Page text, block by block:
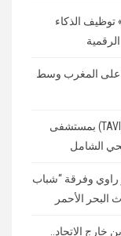
توظيف الذكاء
تقارير: إنفانتينو يعرض نهائي مونديال 2030 على المغرب وسط
نجاح أول زراعة صمام أورطي بالقسطرة (TAVI) بمستشفى
الشامل
راوي وفرقة “شباب
البحر الأحمر
خارج الاتحاد..